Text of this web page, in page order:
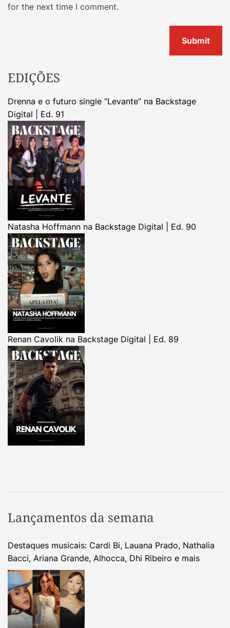
for the next time I comment.
EDIÇÕES
Drenna e o futuro single “Levante” na Backstage
Digital | Ed. 91
Natasha Hoffmann na Backstage Digital | Ed. 90
Renan Cavolik na Backstage Digital | Ed. 89
Lançamentos da semana
Destaques musicais: Cardi Bi, Lauana Prado, Nathalia
Bacci, Ariana Grande, Alhocca, Dhi Ribeiro e mais